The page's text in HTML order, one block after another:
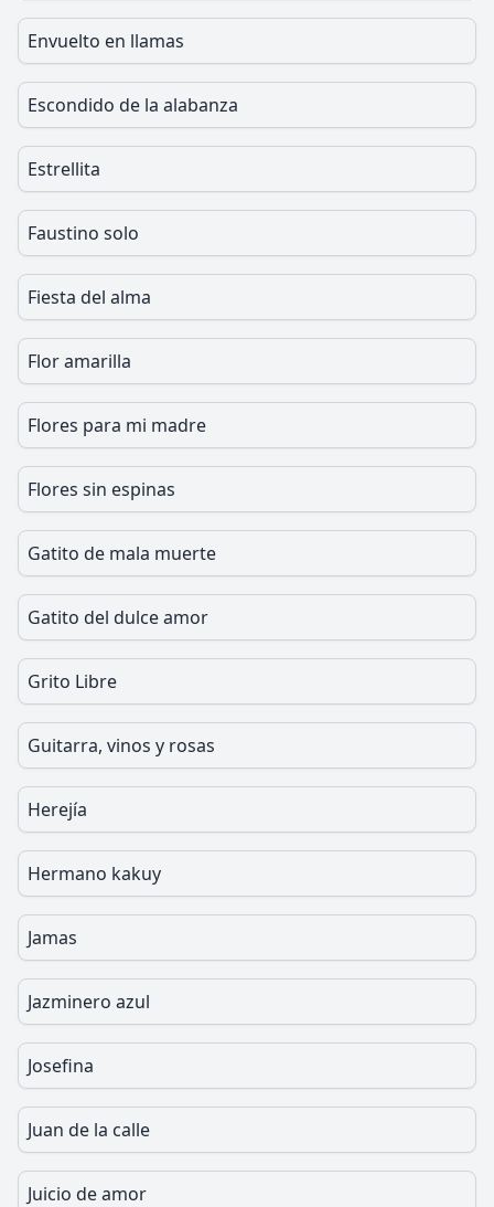
Envuelto en llamas
Escondido de la alabanza
Estrellita
Faustino solo
Fiesta del alma
Flor amarilla
Flores para mi madre
Flores sin espinas
Gatito de mala muerte
Gatito del dulce amor
Grito Libre
Guitarra, vinos y rosas
Herejía
Hermano kakuy
Jamas
Jazminero azul
Josefina
Juan de la calle
Juicio de amor